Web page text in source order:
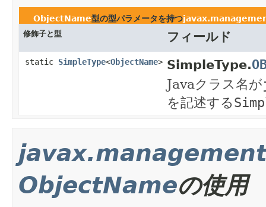
ObjectName型の型パラメータを持つ
修飾子と型 フィールド
static SimpleType<ObjectName> SimpleType.
Javaクラス名が
を記述する
ObjectNameの使用